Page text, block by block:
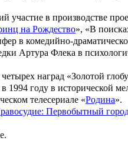
участие в производстве
на Рождество», «В
в комедийно-
Артура Флека в
наград «Золотой
1994 году в исторической
телесериале «Родина».
Первобытный